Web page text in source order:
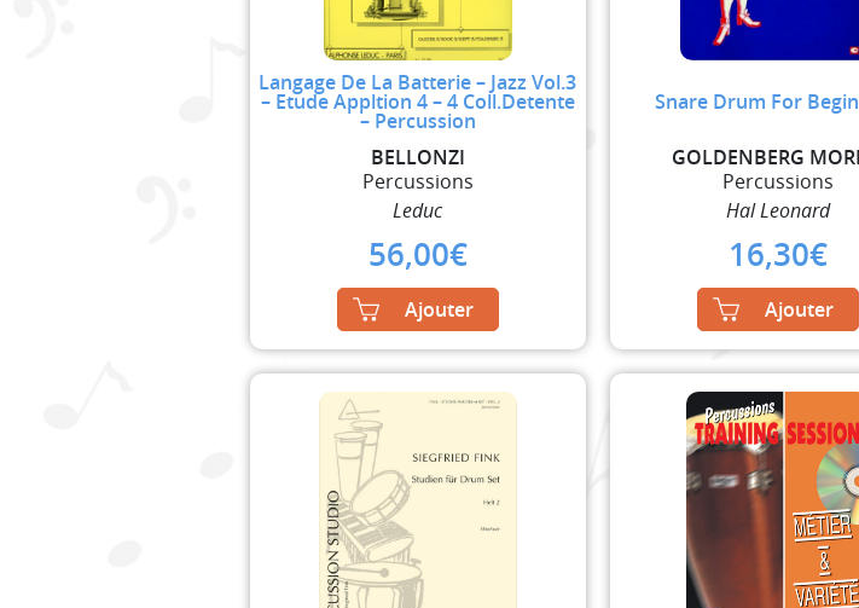
Langage De La Batterie – Jazz Vol.3
– Etude Appltion 4 – 4 Coll.Detente
– Percussion
BELLONZI
Percussions
Leduc
56,00€
Ajouter
Snare Drum For
GOLDENBERG
Percussions
Hal Leonard
16,30€
Ajouter